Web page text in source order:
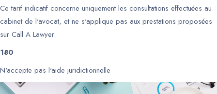
Ce tarif indicatif concerne uniquement les consultations effectuées au
cabinet de l'avocat, et ne s'applique pas aux prestations proposées
sur Call A Lawyer.
180
N'accepte pas l'aide juridictionnelle